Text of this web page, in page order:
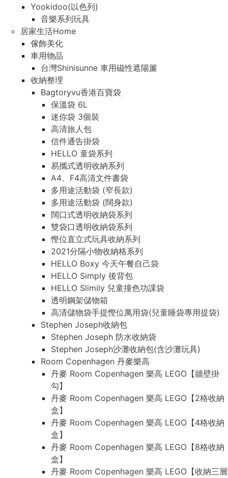
Yookidoo(以色列)
音樂系列玩具
居家生活Home
傢飾美化
車用物品
台灣Shinisunne 車用磁性遮陽簾
收納整理
Bagtoryvu香港百寶袋
保溫袋 6L
迷你袋 3個裝
高清旅人包
信件通告掛袋
HELLO 童袋系列
易攜式透明收納系列
A4、F4高清文件書袋
多用途活動袋 (窄長款)
多用途活動袋 (闊身款)
闊口式透明收納袋系列
雙袋口透明收納袋系列
慳位直立式玩具收納系列
2021分隔小物收納格系列
HELLO Boxy 今天午餐自己袋
HELLO Simply 後背包
HELLO Slimily 兒童撞色功課袋
透明鋼架儲物箱
高清儲物袋手提慳位萬用袋(兒童睡袋專用提袋)
Stephen Joseph收納包
Stephen Joseph 防水收納袋
Stephen Joseph沙灘收納包(含沙灘玩具)
Room Copenhagen 丹麥樂高
丹麥 Room Copenhagen 樂高 LEGO【牆壁掛
勾】
丹麥 Room Copenhagen 樂高 LEGO【2格收納
盒】
丹麥 Room Copenhagen 樂高 LEGO【4格收納
盒】
丹麥 Room Copenhagen 樂高 LEGO【8格收納
盒】
丹麥 Room Copenhagen 樂高 LEGO【收納三層